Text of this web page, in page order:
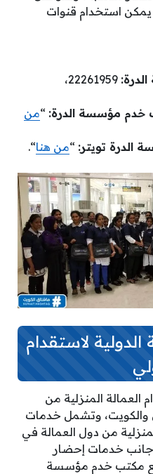
استخدام قنوات
22261959،
خدم مؤسسة الدرة: “من
تويتر: “من هنا“.
لاستقدام
العمالة المنزلية من
وتشمل خدمات
من دول العمالة في
جانب خدمات إحضار
مع مكتب خدم مؤسسة